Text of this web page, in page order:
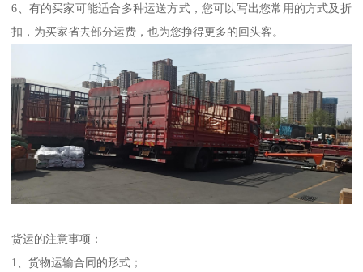
6、有的买家可能适合多种运送方式，您可以写出您常用的方式及折
扣，为买家省去部分运费，也为您挣得更多的回头客。
货运的注意事项：
1、货物运输合同的形式；